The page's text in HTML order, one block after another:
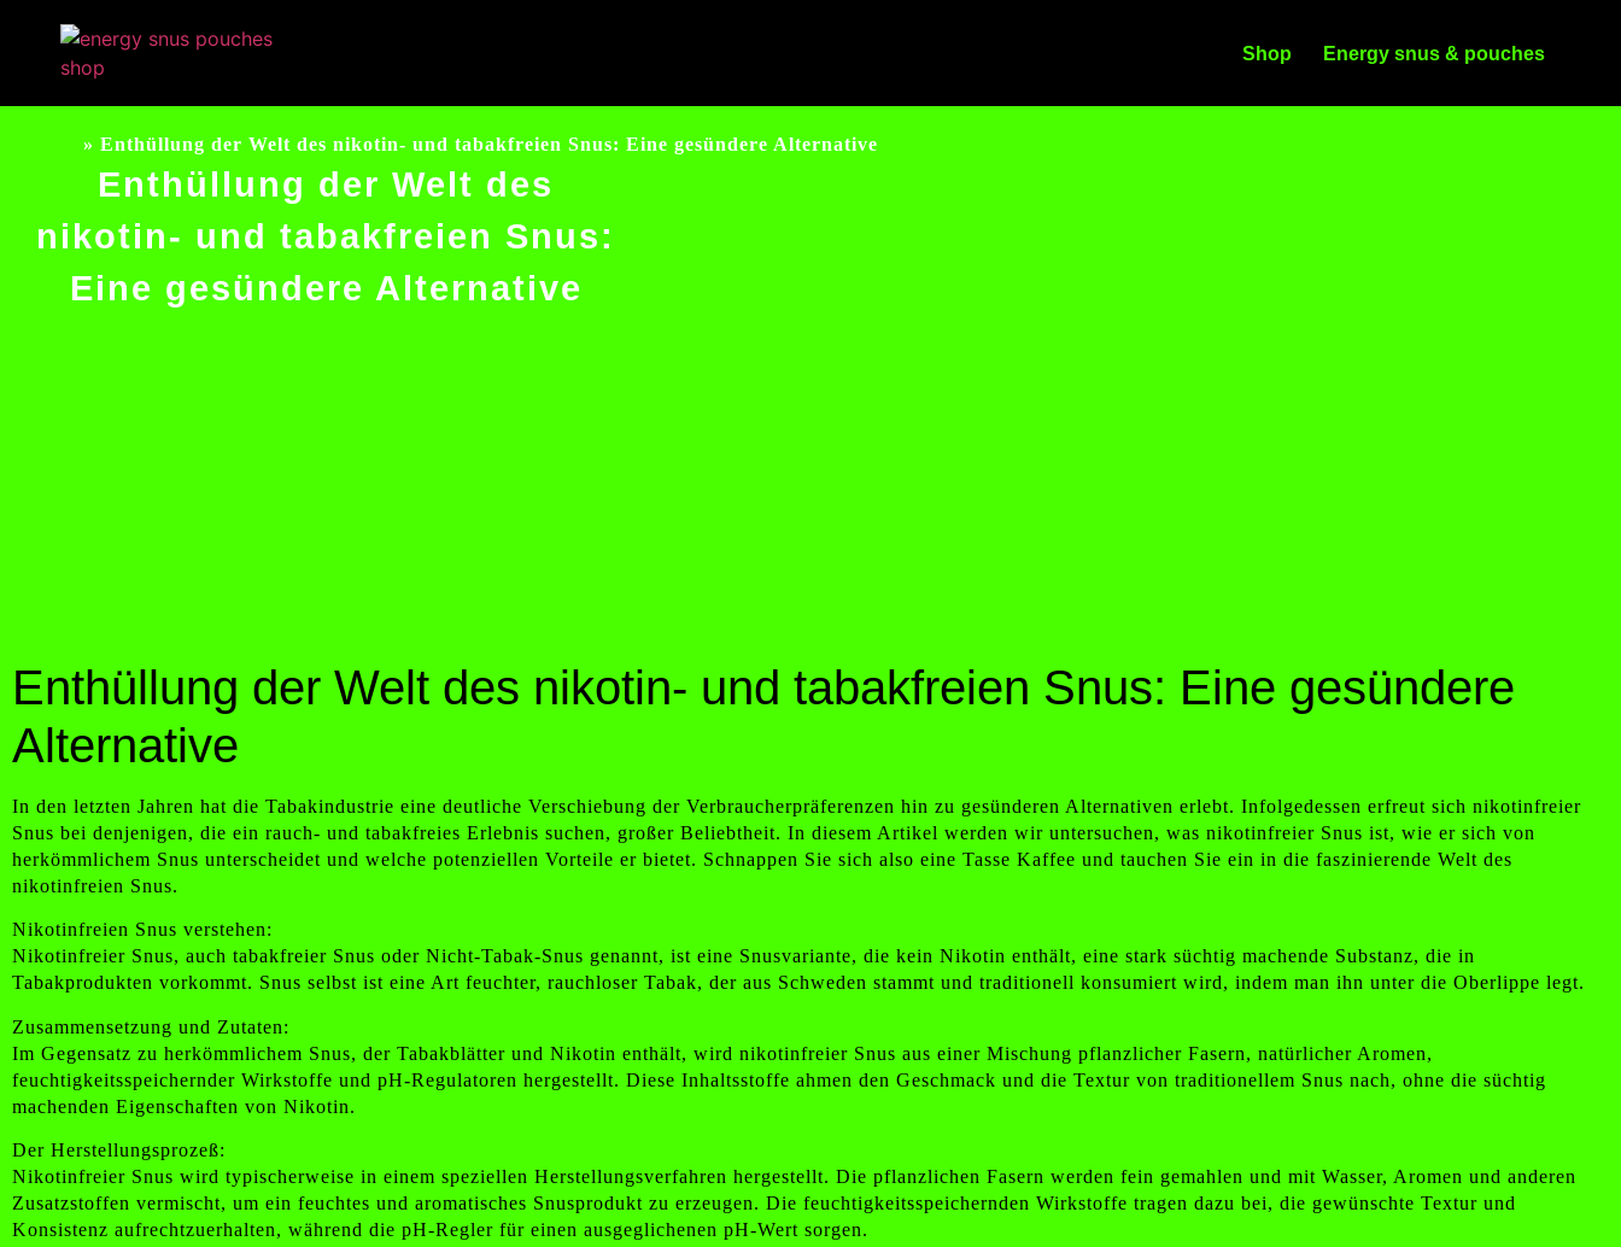
Shop Energy snus & pouches
» Enthüllung der Welt des nikotin- und tabakfreien Snus: Eine gesündere Alternative
Enthüllung der Welt des
nikotin- und tabakfreien Snus:
Eine gesündere Alternative
Enthüllung der Welt des nikotin- und tabakfreien Snus: Eine gesündere
Alternative
In den letzten Jahren hat die Tabakindustrie eine deutliche Verschiebung der Verbraucherpräferenzen hin zu gesünderen Alternativen erlebt. Infolgedessen erfreut sich nikotinfreier
Snus bei denjenigen, die ein rauch- und tabakfreies Erlebnis suchen, großer Beliebtheit. In diesem Artikel werden wir untersuchen, was nikotinfreier Snus ist, wie er sich von
herkömmlichem Snus unterscheidet und welche potenziellen Vorteile er bietet. Schnappen Sie sich also eine Tasse Kaffee und tauchen Sie ein in die faszinierende Welt des
nikotinfreien Snus.
Nikotinfreien Snus verstehen:
Nikotinfreier Snus, auch tabakfreier Snus oder Nicht-Tabak-Snus genannt, ist eine Snusvariante, die kein Nikotin enthält, eine stark süchtig machende Substanz, die in
Tabakprodukten vorkommt. Snus selbst ist eine Art feuchter, rauchloser Tabak, der aus Schweden stammt und traditionell konsumiert wird, indem man ihn unter die Oberlippe legt.
Zusammensetzung und Zutaten:
Im Gegensatz zu herkömmlichem Snus, der Tabakblätter und Nikotin enthält, wird nikotinfreier Snus aus einer Mischung pflanzlicher Fasern, natürlicher Aromen,
feuchtigkeitsspeichernder Wirkstoffe und pH-Regulatoren hergestellt. Diese Inhaltsstoffe ahmen den Geschmack und die Textur von traditionellem Snus nach, ohne die süchtig
machenden Eigenschaften von Nikotin.
Der Herstellungsprozeß:
Nikotinfreier Snus wird typischerweise in einem speziellen Herstellungsverfahren hergestellt. Die pflanzlichen Fasern werden fein gemahlen und mit Wasser, Aromen und anderen
Zusatzstoffen vermischt, um ein feuchtes und aromatisches Snusprodukt zu erzeugen. Die feuchtigkeitsspeichernden Wirkstoffe tragen dazu bei, die gewünschte Textur und
Konsistenz aufrechtzuerhalten, während die pH-Regler für einen ausgeglichenen pH-Wert sorgen.